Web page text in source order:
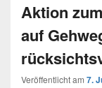
Aktion
auf
Veröffentlicht am 7.